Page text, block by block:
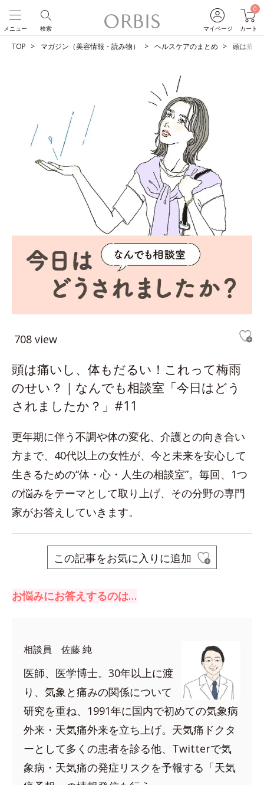
マイページ
0
カート
検索
メニュー
TOP マガジン（美容情報・読み物） ヘルスケアのまとめ 頭は痛い
708 view
頭は痛いし、体もだるい！これって梅雨
のせい？｜なんでも相談室「今日はどう
されましたか？」#11
更年期に伴う不調や体の変化、介護との向き合い
方まで、40代以上の女性が、今と未来を安心して
生きるための“体・心・人生の相談室”。毎回、1つ
の悩みをテーマとして取り上げ、その分野の専門
家がお答えしていきます。
この記事をお気に入りに追加
お悩みにお答えするのは…
相談員 佐藤 純
医師、医学博士。30年以上に渡
り、気象と痛みの関係について
研究を重ね、1991年に国内で初めての気象病
外来・天気痛外来を立ち上げ。天気痛ドクタ
ーとして多くの患者を診る他、Twitterで気
象病・天気痛の発症リスクを予報する「天気